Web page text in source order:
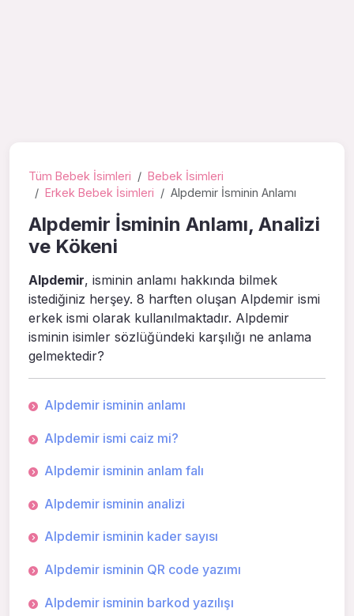
Tüm Bebek İsimleri
Bebek İsimleri
Erkek Bebek İsimleri
Alpdemir İsminin Anlamı
Alpdemir İsminin Anlamı, Analizi
ve Kökeni
Alpdemir, isminin anlamı hakkında bilmek
istediğiniz herşey. 8 harften oluşan Alpdemir ismi
erkek ismi olarak kullanılmaktadır. Alpdemir
isminin isimler sözlüğündeki karşılığı ne anlama
gelmektedir?
Alpdemir isminin anlamı
Alpdemir ismi caiz mi?
Alpdemir isminin anlam falı
Alpdemir isminin analizi
Alpdemir isminin kader sayısı
Alpdemir isminin QR code yazımı
Alpdemir isminin barkod yazılışı